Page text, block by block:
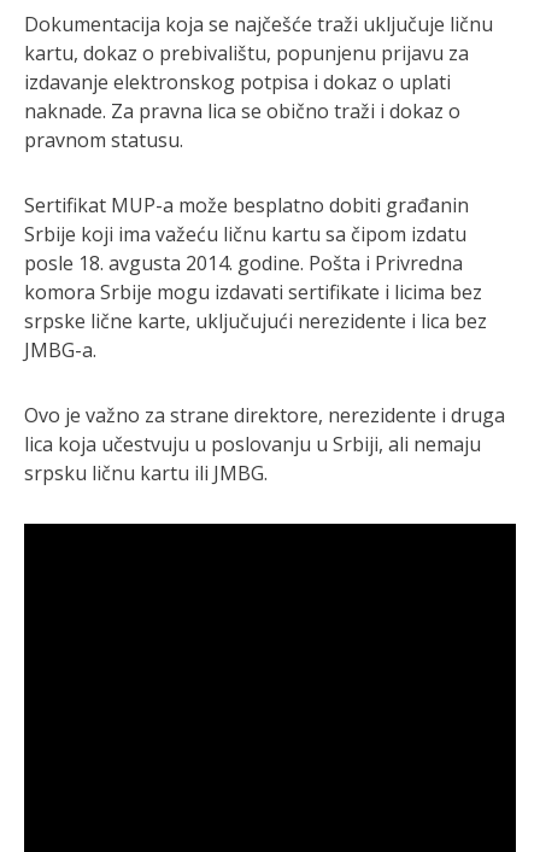
Dokumentacija koja se najčešće traži uključuje ličnu
kartu, dokaz o prebivalištu, popunjenu prijavu za
izdavanje elektronskog potpisa i dokaz o uplati
naknade. Za pravna lica se obično traži i dokaz o
pravnom statusu.
Sertifikat MUP-a može besplatno dobiti građanin
Srbije koji ima važeću ličnu kartu sa čipom izdatu
posle 18. avgusta 2014. godine. Pošta i Privredna
komora Srbije mogu izdavati sertifikate i licima bez
srpske lične karte, uključujući nerezidente i lica bez
JMBG-a.
Ovo je važno za strane direktore, nerezidente i druga
lica koja učestvuju u poslovanju u Srbiji, ali nemaju
srpsku ličnu kartu ili JMBG.